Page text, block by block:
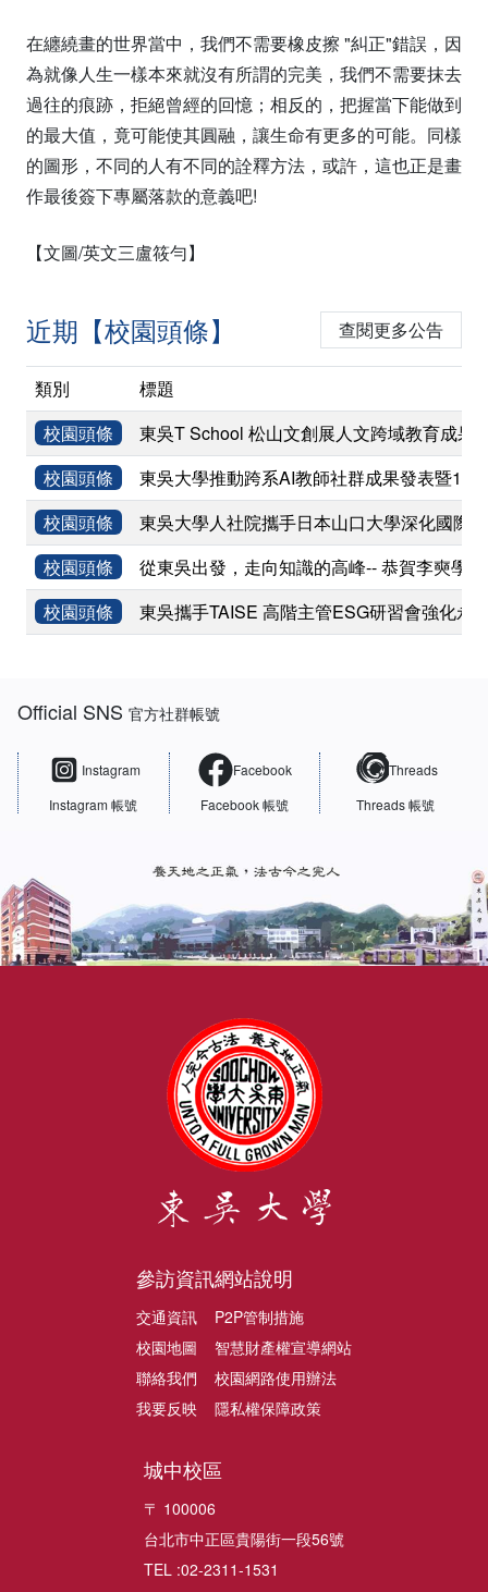
在纏繞畫的世界當中，我們不需要橡皮擦 "糾正"錯誤，因
為就像人生一樣本來就沒有所謂的完美，我們不需要抹去
過往的痕跡，拒絕曾經的回憶；相反的，把握當下能做到
的最大值，竟可能使其圓融，讓生命有更多的可能。同樣
的圖形，不同的人有不同的詮釋方法，或許，這也正是畫
作最後簽下專屬落款的意義吧!
【文圖/英文三盧筱勻】
近期【校園頭條】 查閱更多公告
類別
標題
校園頭條
東吳T School 松山文創展人文跨域教育成果
校園頭條
東吳大學推動跨系AI教師社群成果發表暨
校園頭條
東吳大學人社院攜手日本山口大學深化國際
校園頭條
從東吳出發，走向知識的高峰-- 恭賀李奭學
校園頭條
東吳攜手TAISE 高階主管ESG研習會強化永
Official SNS官方社群帳號
Instagram
Instagram 帳號
Facebook
Facebook 帳號
Threads
Threads 帳號
參訪資訊
交通資訊
校園地圖
聯絡我們
我要反映
網站說明
P2P管制措施
智慧財產權宣導網站
校園網路使用辦法
隱私權保障政策
城中校區
〒 100006
台北市中正區貴陽街一段56號
TEL :02-2311-1531